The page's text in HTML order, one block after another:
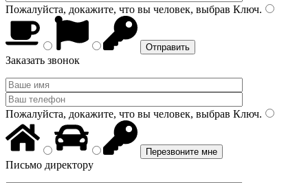
Пожалуйста, докажите, что вы человек, выбрав Ключ.
Заказать звонок
Пожалуйста, докажите, что вы человек, выбрав Ключ.
Письмо директору